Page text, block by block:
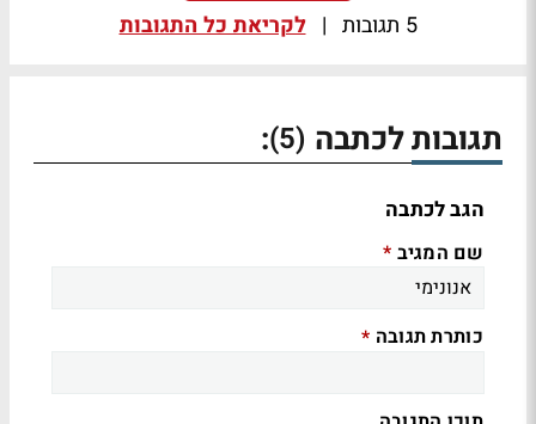
5 תגובות | לקריאת כל התגובות
תגובות לכתבה (5)
:
הגב לכתבה
שם המגיב *
כותרת תגובה *